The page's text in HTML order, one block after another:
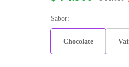
Sabor:
Chocolate